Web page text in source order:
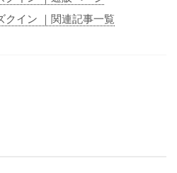
クイン ｜関連記事一覧